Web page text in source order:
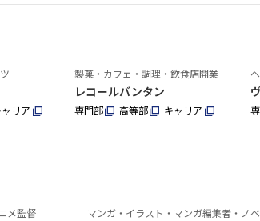
リア
製菓・カフェ・調理・飲食店開業
レコールバンタン
専門部 高等部 キャリア
メ監督 マンガ・イラスト・マンガ編集者・ノ